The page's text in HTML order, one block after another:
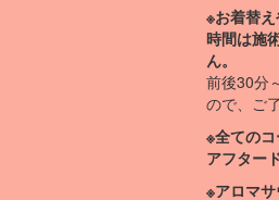
※お着替
時間は施
ん。
前後30分
ので、ご
※全ての
アフター
※アロマ